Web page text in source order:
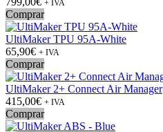
+ IVA
Comprar
UltiMaker TPU 95A-White
65,90€ + IVA
Comprar
UltiMaker 2+ Connect Air Manager
415,00€ + IVA
Comprar